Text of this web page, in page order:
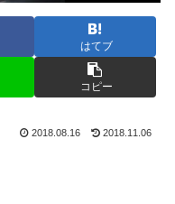
はてブ
コピー
2018.08.16 2018.11.06